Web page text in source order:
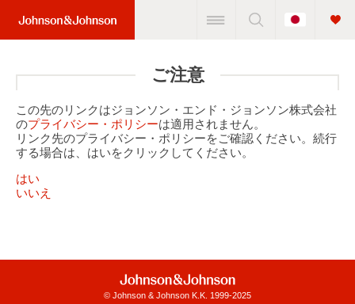
Logo)
Change
Country
ご注意
この先のリンクはジョンソン・エンド・ジョンソン株式会社
のプライバシー・ポリシーは適用されません。
リンク先のプライバシー・ポリシーをご確認ください。続行
する場合は、はいをクリックしてください。
はい
いいえ
© Johnson & Johnson K.K. 1999-2025